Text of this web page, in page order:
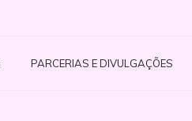
PARCERIAS E DIVULGAÇÕES